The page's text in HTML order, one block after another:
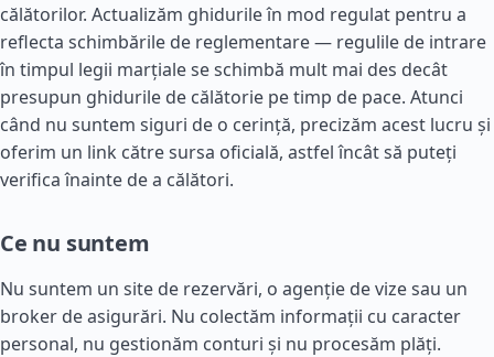
călătorilor. Actualizăm ghidurile în mod regulat pentru a
reflecta schimbările de reglementare — regulile de intrare
în timpul legii marțiale se schimbă mult mai des decât
presupun ghidurile de călătorie pe timp de pace. Atunci
când nu suntem siguri de o cerință, precizăm acest lucru și
oferim un link către sursa oficială, astfel încât să puteți
verifica înainte de a călători.
Ce nu suntem
Nu suntem un site de rezervări, o agenție de vize sau un
broker de asigurări. Nu colectăm informații cu caracter
personal, nu gestionăm conturi și nu procesăm plăți.